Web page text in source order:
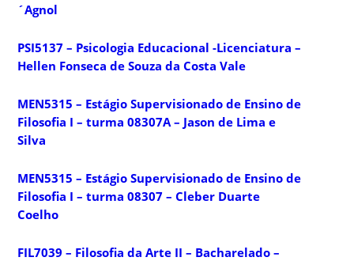
´Agnol
PSI5137 – Psicologia Educacional -Licenciatura –
Hellen Fonseca de Souza da Costa Vale
MEN5315 – Estágio Supervisionado de Ensino de
Filosofia I – turma 08307A – Jason de Lima e
Silva
MEN5315 – Estágio Supervisionado de Ensino de
Filosofia I – turma 08307 – Cleber Duarte
Coelho
FIL7039 – Filosofia da Arte II – Bacharelado –